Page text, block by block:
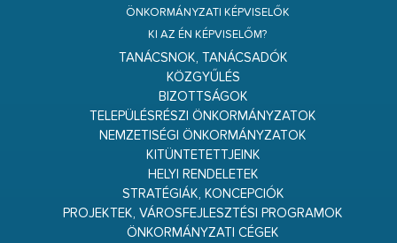
ÖNKORMÁNYZATI KÉPVISELŐK
KI AZ ÉN KÉPVISELŐM?
TANÁCSNOK, TANÁCSADÓK
KÖZGYŰLÉS
BIZOTTSÁGOK
TELEPÜLÉSRÉSZI ÖNKORMÁNYZATOK
NEMZETISÉGI ÖNKORMÁNYZATOK
KITÜNTETETTJEINK
HELYI RENDELETEK
STRATÉGIÁK, KONCEPCIÓK
PROJEKTEK, VÁROSFEJLESZTÉSI PROGRAMOK
ÖNKORMÁNYZATI CÉGEK